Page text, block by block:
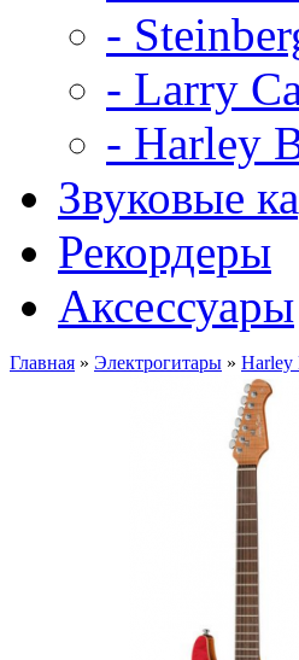
-
- Larry
- Harley
Звуковые
Рекордеры
Аксессуары
Главная » Электрогитары » Harley